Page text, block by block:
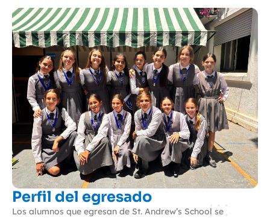
Perfil del egresado
Los alumnos que egresan de St. Andrew’s School se